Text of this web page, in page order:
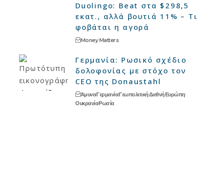
Duolingo: Beat στα $298,5
εκατ., αλλά βουτιά 11% – Τι
φοβάται η αγορά
Money Matters
Γερμανία: Ρωσικό σχέδιο
δολοφονίας με στόχο τον
CEO της Donaustahl
ΆμυναΓερμανίαΓεωπολιτικήΔιεθνήΕυρώπη
ΟυκρανίαΡωσία